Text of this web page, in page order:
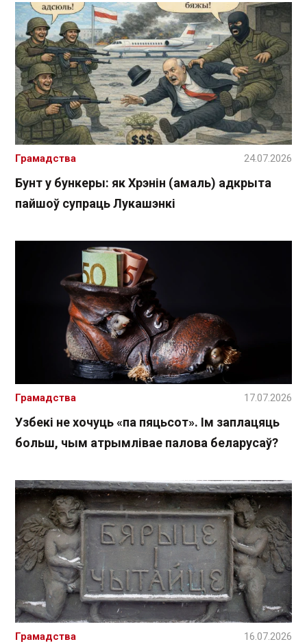
Бунт у бункеры: як Хрэнін (амаль) адкрыта
пайшоў супраць Лукашэнкі
Грамадства 24.07.2026
Узбекі не хочуць «па пяцьсот». Ім заплацяць
больш, чым атрымлівае палова беларусаў?
Грамадства 17.07.2026
Грамадства 16.07.2026